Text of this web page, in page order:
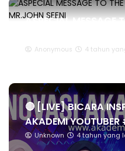
ASPECIAL MESSAGE
Anonymous 4 tahun
🔴 [LIVE] BICARA
AKADEMI
Unknown 4 tahun yang